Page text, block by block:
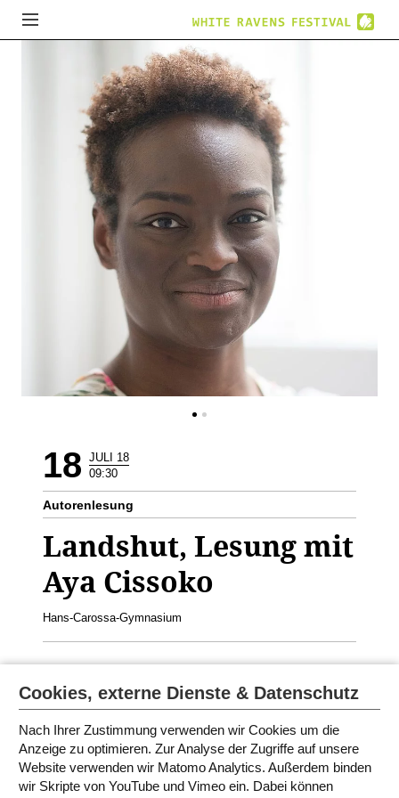
18 JULI 18
09:30
Autorenlesung
Landshut, Lesung mit
Aya Cissoko
Hans-Carossa-Gymnasium
10./11. Klasse Französische Lesung
PROGRAMM IN BAYERN 2018
Cookies, externe Dienste & Datenschutz
Nach Ihrer Zustimmung verwenden wir Cookies um die
Anzeige zu optimieren. Zur Analyse der Zugriffe auf unsere
Website verwenden wir Matomo Analytics. Außerdem binden
wir Skripte von YouTube und Vimeo ein. Dabei können